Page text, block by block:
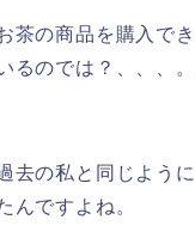
茶の商品を購入で
るのでは？、、、
去の私と同じよう
んですよね。